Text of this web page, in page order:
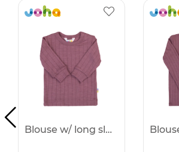
Blouse w/ long sleeves -25%